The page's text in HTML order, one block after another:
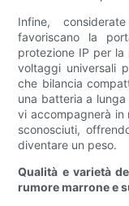
Infine,
favoriscano la
protezione IP per la
voltaggi universali
che bilancia
una batteria a
vi accompagnerà in
sconosciuti,
diventare un peso.
Qualità e varietà
rumore marrone e